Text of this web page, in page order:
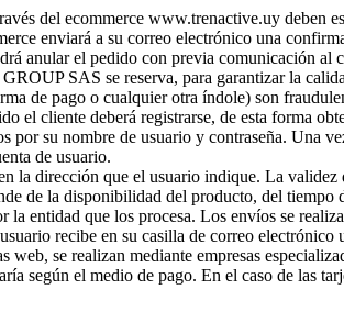
del ecommerce www.trenactive.uy deben
enviará a su correo electrónico una
anular el pedido con previa comunicación al
SAS se reserva, para garantizar la
de pago o cualquier otra índole) son
el cliente deberá registrarse, de esta forma
por su nombre de usuario y contraseña. Una
de usuario.
la dirección que el usuario indique. La
de la disponibilidad del producto, del
la entidad que los procesa. Los envíos se
recibe en su casilla de correo
web, se realizan mediante empresas
según el medio de pago. En el caso de las